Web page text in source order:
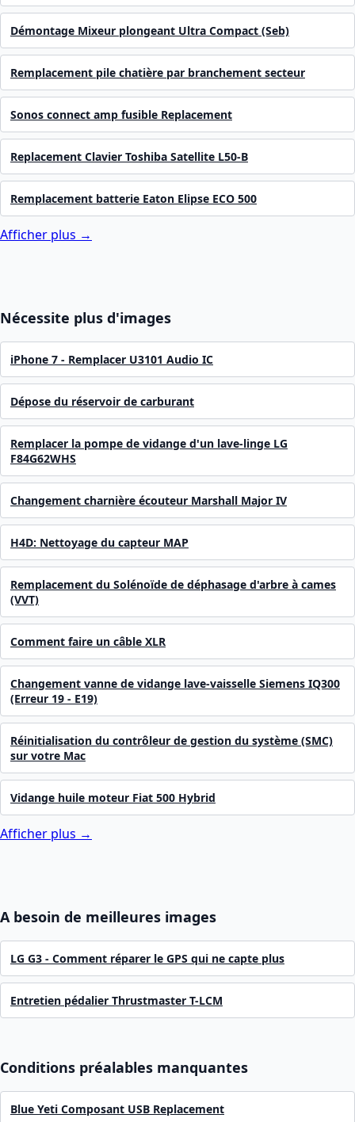
Démontage Mixeur plongeant Ultra Compact (Seb)
Remplacement pile chatière par branchement secteur
Sonos connect amp fusible Replacement
Replacement Clavier Toshiba Satellite L50-B
Remplacement batterie Eaton Elipse ECO 500
Afficher plus →
Nécessite plus d'images
iPhone 7 - Remplacer U3101 Audio IC
Dépose du réservoir de carburant
Remplacer la pompe de vidange d'un lave-linge LG
F84G62WHS
Changement charnière écouteur Marshall Major IV
H4D: Nettoyage du capteur MAP
Remplacement du Solénoïde de déphasage d'arbre à cames
(VVT)
Comment faire un câble XLR
Changement vanne de vidange lave-vaisselle Siemens IQ300
(Erreur 19 - E19)
Réinitialisation du contrôleur de gestion du système (SMC)
sur votre Mac
Vidange huile moteur Fiat 500 Hybrid
Afficher plus →
A besoin de meilleures images
LG G3 - Comment réparer le GPS qui ne capte plus
Entretien pédalier Thrustmaster T-LCM
Conditions préalables manquantes
Blue Yeti Composant USB Replacement